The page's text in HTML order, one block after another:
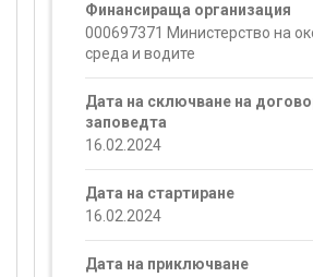
Финансираща организация
000697371 Министерство на
среда и водите
Дата на сключване на
заповедта
16.02.2024
Дата на стартиране
16.02.2024
Дата на приключване